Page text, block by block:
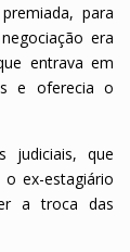
para
era
entrava em
e oferecia o
judiciais, que
ex-estagiário
a troca das